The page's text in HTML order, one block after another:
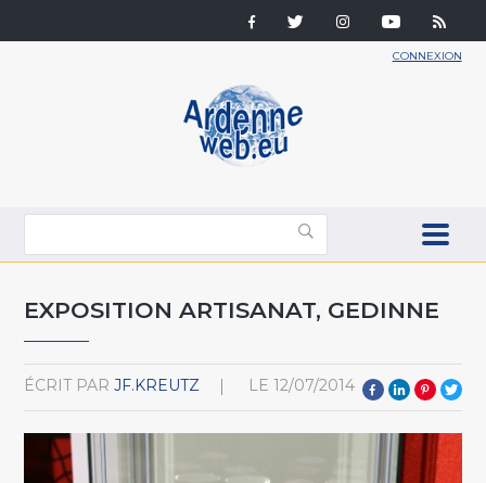
CONNEXION
EXPOSITION ARTISANAT, GEDINNE
ÉCRIT PAR JF.KREUTZ LE 12/07/2014